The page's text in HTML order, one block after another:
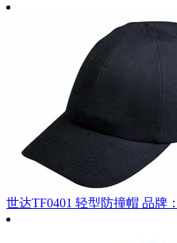
世达TF0401 轻型防撞帽 品牌：